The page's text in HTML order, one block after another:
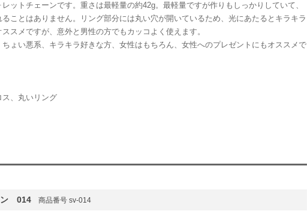
ットチェーンです。重さは最軽量の約42g。最軽量ですが作りもしっかりしていて、
ことはありません。リング部分には丸い穴が開いているため、光にあたるとキラキラ
スメですが、意外と男性の方でもカッコよく使えます。
ょい悪系、キラキラ好きな方、女性はもちろん、女性へのプレゼントにもオススメで
ス、丸いリング
ン 014 商品番号 sv-014